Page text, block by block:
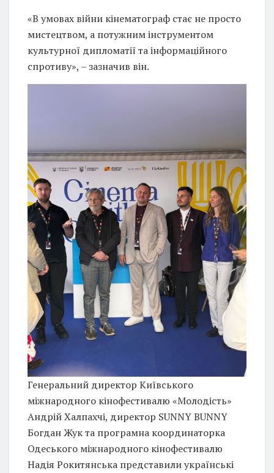
«В умовах війни кінематограф стає не просто
мистецтвом, а потужним інструментом
культурної дипломатії та інформаційного
спротиву», – зазначив він.
Генеральний директор Київського
міжнародного кінофестивалю «Молодість»
Андрій Халпахчі, директор SUNNY BUNNY
Богдан Жук та програмна координаторка
Одеського міжнародного кінофестивалю
Надія Рокитянська представили українські